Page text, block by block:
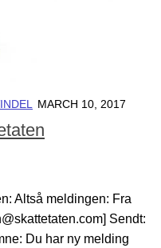
MARCH 10, 2017
Altså meldingen: Fra
Sendt:
Du har ny melding